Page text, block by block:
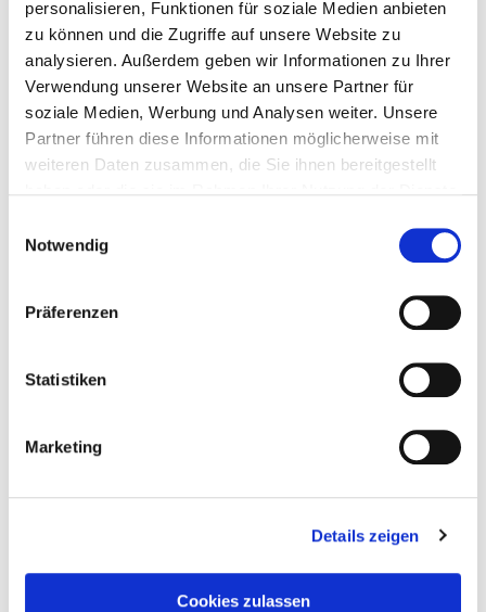
personalisieren, Funktionen für soziale Medien anbieten
zu können und die Zugriffe auf unsere Website zu
analysieren. Außerdem geben wir Informationen zu Ihrer
Verwendung unserer Website an unsere Partner für
soziale Medien, Werbung und Analysen weiter. Unsere
Partner führen diese Informationen möglicherweise mit
weiteren Daten zusammen, die Sie ihnen bereitgestellt
Notwendig
Präferenzen
Statistiken
Marketing
Details zeigen
Cookies zulassen
Weiterlesen